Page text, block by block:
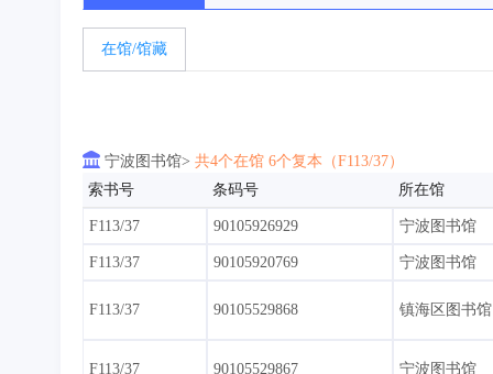
在馆/馆藏
 宁波图书馆> 共4个在馆 6个复本（F113/37）
索书号
条码号 所在馆
F113/37 90105926929 宁波图书馆
F113/37 90105920769 宁波图书馆
F113/37 90105529868 镇海区图书馆
F113/37 90105529867 宁波图书馆